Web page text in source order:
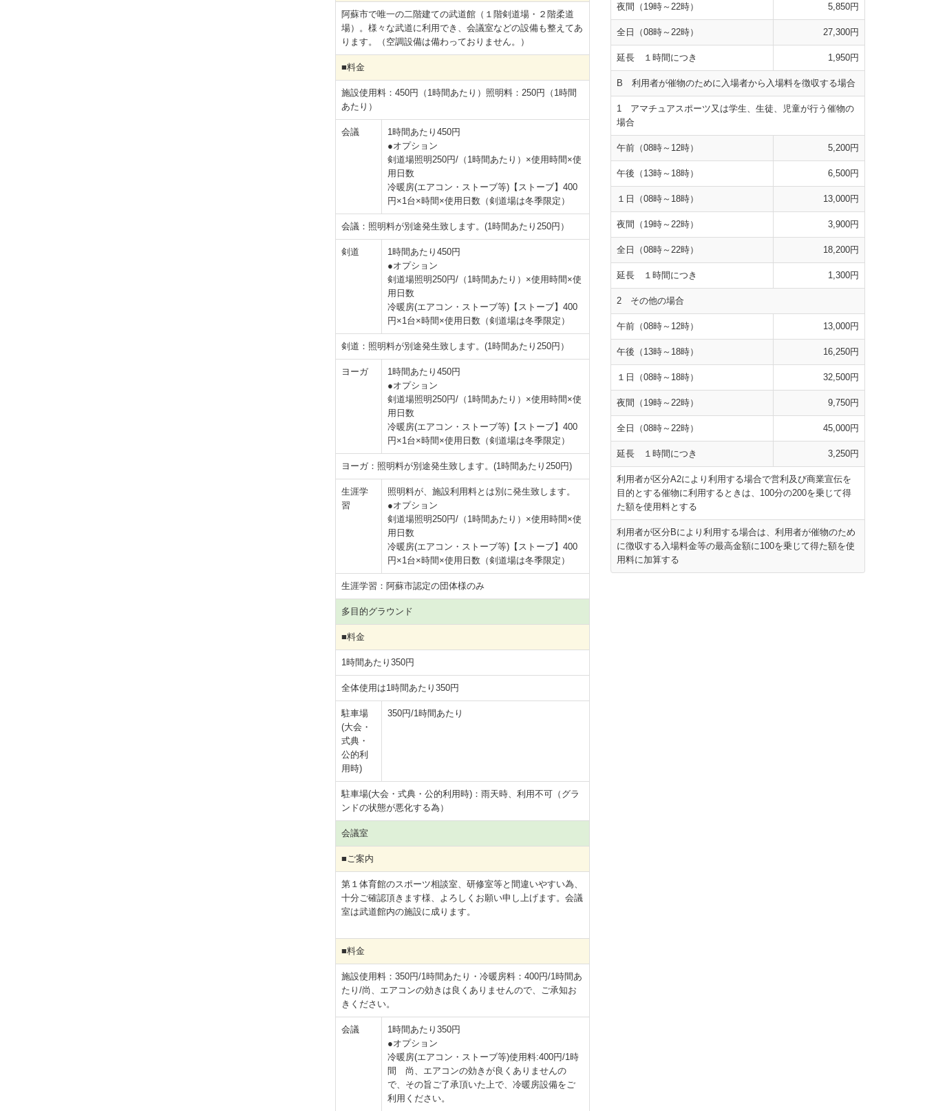
阿蘇市で唯一の二階建ての武道館（１階剣道場・２階柔道
場）。様々な武道に利用でき、会議室などの設備も整えてあ
ります。（空調設備は備わっておりません。）
■料金
施設使用料：450円（1時間あたり）照明料：250円（1時間
あたり）
会議
1時間あたり450円
●オプション
剣道場照明250円/（1時間あたり）×使用時間×使
用日数
冷暖房(エアコン・ストーブ等)【ストーブ】400
円×1台×時間×使用日数（剣道場は冬季限定）
会議：照明料が別途発生致します。(1時間あたり250円）
剣道
1時間あたり450円
●オプション
剣道場照明250円/（1時間あたり）×使用時間×使
用日数
冷暖房(エアコン・ストーブ等)【ストーブ】400
円×1台×時間×使用日数（剣道場は冬季限定）
剣道：照明料が別途発生致します。(1時間あたり250円）
ヨーガ
1時間あたり450円
●オプション
剣道場照明250円/（1時間あたり）×使用時間×使
用日数
冷暖房(エアコン・ストーブ等)【ストーブ】400
円×1台×時間×使用日数（剣道場は冬季限定）
ヨーガ：照明料が別途発生致します。(1時間あたり250円)
生涯学
習
照明料が、施設利用料とは別に発生致します。
●オプション
剣道場照明250円/（1時間あたり）×使用時間×使
用日数
冷暖房(エアコン・ストーブ等)【ストーブ】400
円×1台×時間×使用日数（剣道場は冬季限定）
生涯学習：阿蘇市認定の団体様のみ
多目的グラウンド
■料金
1時間あたり350円
全体使用は1時間あたり350円
駐車場
(大会・
式典・
公的利
用時)
350円/1時間あたり
駐車場(大会・式典・公的利用時)：雨天時、利用不可（グラ
ンドの状態が悪化する為）
会議室
■ご案内
第１体育館のスポーツ相談室、研修室等と間違いやすい為、
十分ご確認頂きます様、よろしくお願い申し上げます。会議
室は武道館内の施設に成ります。
■料金
施設使用料：350円/1時間あたり・冷暖房料：400円/1時間あ
たり/尚、エアコンの効きは良くありませんので、ご承知お
きください。
会議
1時間あたり350円
●オプション
冷暖房(エアコン・ストーブ等)使用料:400円/1時
間 尚、エアコンの効きが良くありませんの
で、その旨ご了承頂いた上で、冷暖房設備をご
利用ください。
夜間（19時～22時） 5,850円
全日（08時～22時） 27,300円
延長 １時間につき 1,950円
B 利用者が催物のために入場者から入場料を徴収する場合
1 アマチュアスポーツ又は学生、生徒、児童が行う催物の
場合
午前（08時～12時） 5,200円
午後（13時～18時） 6,500円
１日（08時～18時） 13,000円
夜間（19時～22時） 3,900円
全日（08時～22時） 18,200円
延長 １時間につき 1,300円
2 その他の場合
午前（08時～12時） 13,000円
午後（13時～18時） 16,250円
１日（08時～18時） 32,500円
夜間（19時～22時） 9,750円
全日（08時～22時） 45,000円
延長 １時間につき 3,250円
利用者が区分A2により利用する場合で営利及び商業宣伝を
目的とする催物に利用するときは、100分の200を乗じて得
た額を使用料とする
利用者が区分Bにより利用する場合は、利用者が催物のため
に徴収する入場料金等の最高金額に100を乗じて得た額を使
用料に加算する